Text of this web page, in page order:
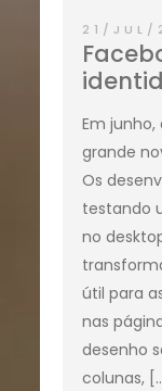
21/JUL/
Em
grande
Os
testando
no
útil para
nas
desenho
colunas,